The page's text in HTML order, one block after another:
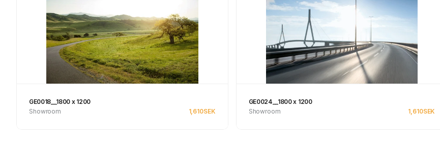
GE0018__1800 x 1200
Showroom
1,610SEK
GE0024__1800 x 1200
Showroom
1,610SEK